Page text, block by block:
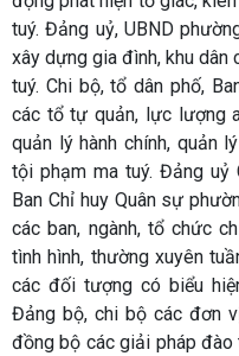
tuý. Đảng uỷ, UBND
xây dựng gia đình, khu dân
tuý. Chi bộ, tổ dân phố,
các tổ tự quản, lực lượng
quản lý hành chính, quản
tội phạm ma tuý. Đảng uỷ
Ban Chỉ huy Quân sự
các ban, ngành, tổ chức
tình hình, thường xuyên
các đối tượng có biểu
Đảng bộ, chi bộ các đơn
đồng bộ các giải pháp đào